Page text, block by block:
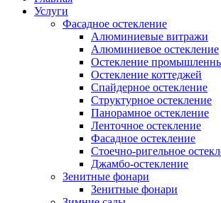
Услуги
Фасадное остекление
Алюминиевые витражи
Алюминиевое остекление
Остекление
Остекление коттеджей
Спайдерное остекление
Структурное остекление
Панорамное остекление
Ленточное остекление
Фасадное остекление
Стоечно-ригельное
Джамбо-остекление
Зенитные фонари
Зенитные фонари